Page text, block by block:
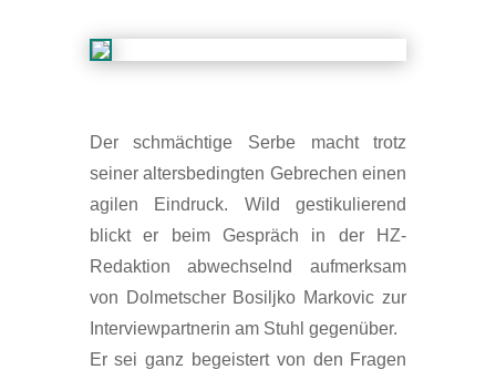
Der schmächtige Serbe macht trotz
seiner altersbedingten Gebrechen einen
agilen Eindruck. Wild gestikulierend
blickt er beim Gespräch in der HZ-
Redaktion abwechselnd aufmerksam
von Dolmetscher Bosiljko Markovic zur
Interviewpartnerin am Stuhl gegenüber.
Er sei ganz begeistert von den Fragen